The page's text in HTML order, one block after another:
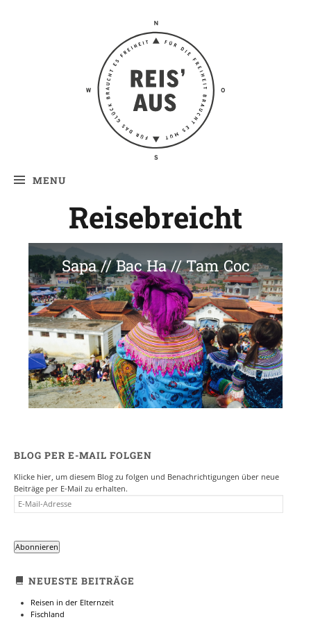
Reis' aus –
Reiseblog
MENU
Reisebreicht
Sapa // Bac Ha // Tam Coc
BLOG PER E-MAIL FOLGEN
Klicke hier, um diesem Blog zu folgen und Benachrichtigungen über neue
Beiträge per E-Mail zu erhalten.
E-
MAIL-
Abonnieren
NEUESTE BEITRÄGE
Reisen in der Elternzeit
Fischland